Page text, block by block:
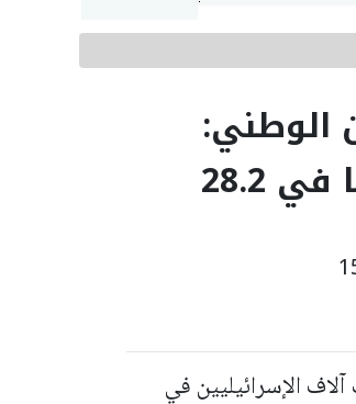
الوطني:
28.2
الإسرائيليين في